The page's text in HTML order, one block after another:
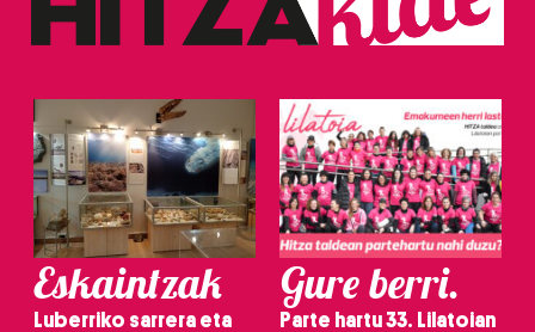
erabiltzeko baimen esplizitua ematen diguzu.
Gehiago
irakurri
Eskaintzak
Luberriko sarrera eta
Gure berri.
Parte hartu 33. Lilatoian